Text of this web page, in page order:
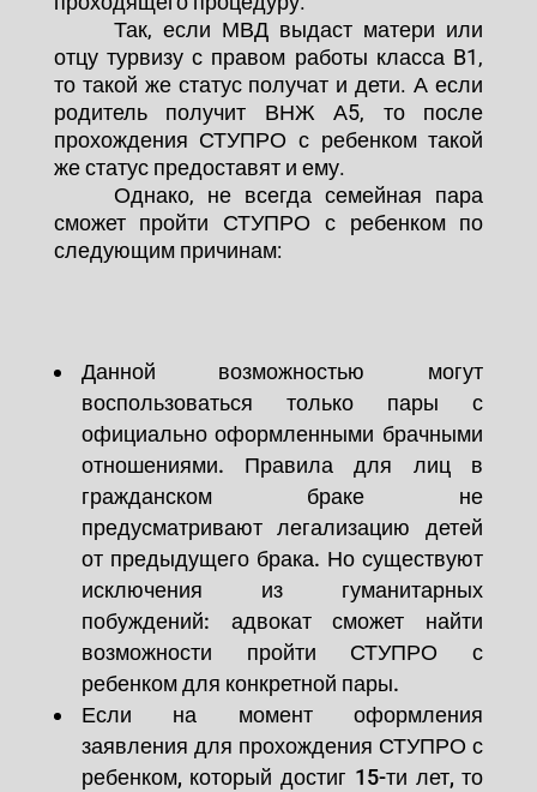
Так, если МВД выдаст матери или
отцу турвизу с правом работы класса B1,
то такой же статус получат и дети. А если
родитель получит ВНЖ А5, то после
прохождения СТУПРО с ребенком такой
же статус предоставят и ему.
Однако, не всегда семейная пара
сможет пройти СТУПРО с ребенком по
следующим причинам:
Данной возможностью могут
воспользоваться только пары с
официально оформленными брачными
отношениями. Правила для лиц в
гражданском браке не
предусматривают легализацию детей
от предыдущего брака. Но существуют
исключения из гуманитарных
побуждений: адвокат сможет найти
возможности пройти СТУПРО с
ребенком для конкретной пары.
Если на момент оформления
заявления для прохождения СТУПРО с
ребенком, который достиг 15-ти лет, то